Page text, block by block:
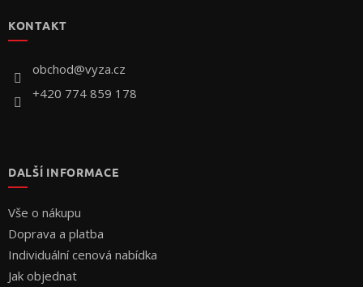
KONTAKT
obchod@vyza.cz
+420 774 859 178
DALŠÍ INFORMACE
Vše o nákupu
Doprava a platba
Individuální cenová nabídka
Jak objednat